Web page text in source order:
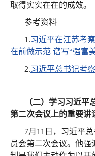
取得实实在在的成效。
参考资料
1.习近平在江苏考
在前做示范 谱写“强富
2.习近平总书记考
（二）学习习近
第二次会议上的重要讲
7月11日，习近平
员会第二次会议。他